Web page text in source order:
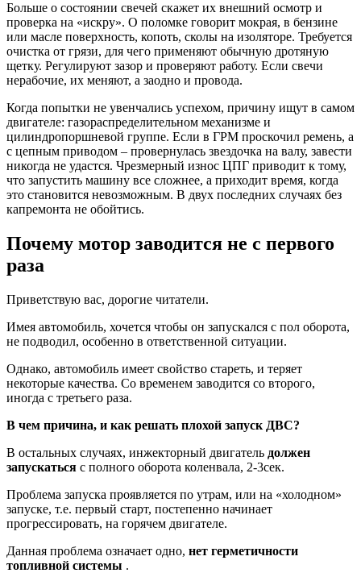
Больше о состоянии свечей скажет их внешний осмотр и
проверка на «искру». О поломке говорит мокрая, в бензине
или масле поверхность, копоть, сколы на изоляторе. Требуется
очистка от грязи, для чего применяют обычную дротяную
щетку. Регулируют зазор и проверяют работу. Если свечи
нерабочие, их меняют, а заодно и провода.
Когда попытки не увенчались успехом, причину ищут в самом
двигателе: газораспределительном механизме и
цилиндропоршневой группе. Если в ГРМ проскочил ремень, а
с цепным приводом – провернулась звездочка на валу, завести
никогда не удастся. Чрезмерный износ ЦПГ приводит к тому,
что запустить машину все сложнее, а приходит время, когда
это становится невозможным. В двух последних случаях без
капремонта не обойтись.
Почему мотор заводится не с первого
раза
Приветствую вас, дорогие читатели.
Имея автомобиль, хочется чтобы он запускался с пол оборота,
не подводил, особенно в ответственной ситуации.
Однако, автомобиль имеет свойство стареть, и теряет
некоторые качества. Со временем заводится со второго,
иногда с третьего раза.
В чем причина, и как решать плохой запуск ДВС?
В остальных случаях, инжекторный двигатель должен
запускаться с полного оборота коленвала, 2-3сек.
Проблема запуска проявляется по утрам, или на «холодном»
запуске, т.е. первый старт, постепенно начинает
прогрессировать, на горячем двигателе.
Данная проблема означает одно, нет герметичности
топливной системы .